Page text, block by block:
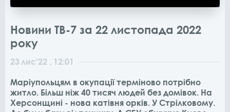
Новини ТВ-7 за 22 листопада 2022
року
23 лис'22 , 12:01
Маріупольцям в окупації терміново потрібно
житло. Більш ніж 40 тисяч людей без домівок. На
Херсонщині - нова катівня орків. У Стрілковому.